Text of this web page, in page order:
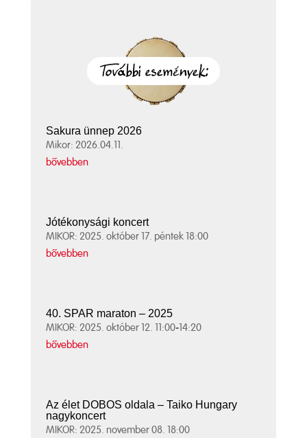
Sakura ünnep 2026
Mikor: 2026.04.11.
bővebben
Jótékonysági koncert
MIKOR: 2025. október 17. péntek 18:00
bővebben
40. SPAR maraton – 2025
MIKOR: 2025. október 12. 11:00-14:20
bővebben
Az élet DOBOS oldala – Taiko Hungary
nagykoncert
MIKOR: 2025. november 08. 18:00